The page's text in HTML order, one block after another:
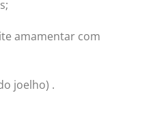
amamentar com
joelho) .